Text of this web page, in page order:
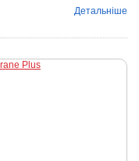
Детальніше